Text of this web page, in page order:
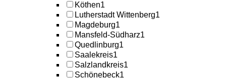
Köthen1
Lutherstadt Wittenberg1
Magdeburg1
Mansfeld-Südharz1
Quedlinburg1
Saalekreis1
Salzlandkreis1
Schönebeck1